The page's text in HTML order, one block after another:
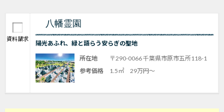
資料請求
八幡霊園
陽光あふれ、緑と語らう安らぎの聖地
所在地
〒290-0066 千葉県市原市五所118-1
参考価格
1.5㎡ 29万円～